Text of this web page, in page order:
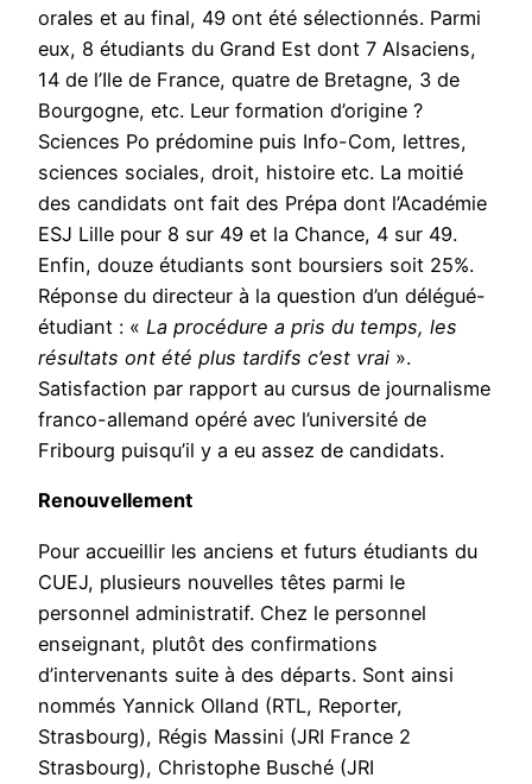
orales et au final, 49 ont été sélectionnés. Parmi
eux, 8 étudiants du Grand Est dont 7 Alsaciens,
14 de l’Ile de France, quatre de Bretagne, 3 de
Bourgogne, etc. Leur formation d’origine ?
Sciences Po prédomine puis Info-Com, lettres,
sciences sociales, droit, histoire etc. La moitié
des candidats ont fait des Prépa dont l’Académie
ESJ Lille pour 8 sur 49 et la Chance, 4 sur 49.
Enfin, douze étudiants sont boursiers soit 25%.
Réponse du directeur à la question d’un délégué-
étudiant : « La procédure a pris du temps, les
résultats ont été plus tardifs c’est vrai ».
Satisfaction par rapport au cursus de journalisme
franco-allemand opéré avec l’université de
Fribourg puisqu’il y a eu assez de candidats.
Renouvellement
Pour accueillir les anciens et futurs étudiants du
CUEJ, plusieurs nouvelles têtes parmi le
personnel administratif. Chez le personnel
enseignant, plutôt des confirmations
d’intervenants suite à des départs. Sont ainsi
nommés Yannick Olland (RTL, Reporter,
Strasbourg), Régis Massini (JRI France 2
Strasbourg), Christophe Busché (JRI